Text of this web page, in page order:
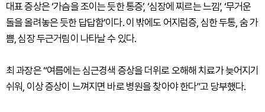
대표 증상은 ‘가슴을 조이는 듯한 통증’, ‘심장에 찌르는 느낌’, ‘무거운
돌을 올려놓은 듯한 답답함’이다. 이 밖에도 어지럼증, 심한 두통, 숨 가
쁨, 심장 두근거림이 나타날 수 있다.
최 과장은 “여름에는 심근경색 증상을 더위로 오해해 치료가 늦어지기
쉬워, 이상 증상이 느껴지면 바로 병원을 찾아야 한다”고 당부했다.